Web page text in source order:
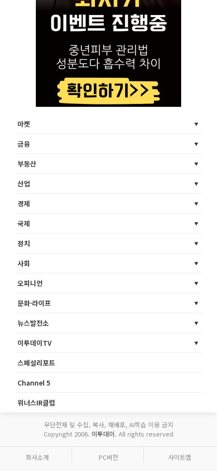
마켓
금융
부동산
산업
경제
국제
정치
사회
오피니언
문화·라이프
뉴스발전소
이투데이TV
스페셜리포트
Channel 5
위너스IR클럽
무단전재 및 수집, 복사, 재배포, AI학습 이용 금지
Copyright 2006. 이투데이. All rights reserved
회사소개 PC버전 사이트맵